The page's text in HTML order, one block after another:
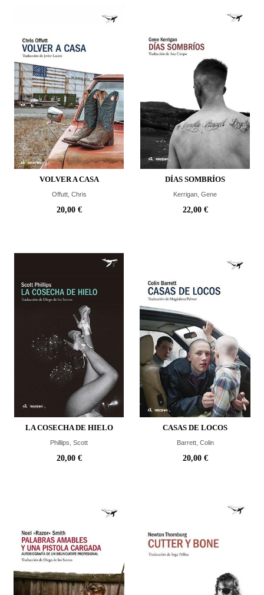
VOLVER A CASA
Offutt, Chris
20,00 €
DÍAS SOMBRÍOS
Kerrigan, Gene
22,00 €
LA COSECHA DE HIELO
Phillips, Scott
20,00 €
CASAS DE LOCOS
Barrett, Colin
20,00 €